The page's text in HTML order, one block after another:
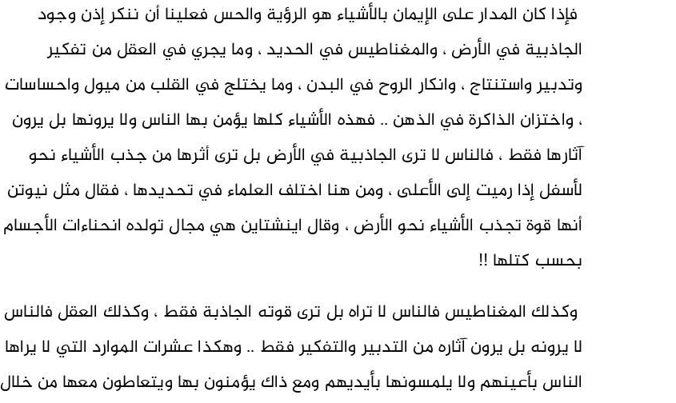
فإذا كان المدار على الإيمان بالأشياء هو الرؤية والحس فعلينا أن ننكر إذن وجود
الجاذبية في الأرض ، والمغناطيس في الحديد ، وما يجري في العقل من تفكير
وتدبير واستنتاج ، وانكار الروح في البدن ، وما يختلج في القلب من ميول واحساسات
، واختزان الذاكرة في الذهن .. فهذه الأشياء كلها يؤمن بها الناس ولا يرونها بل يرون
آثارها فقط ، فالناس لا ترى الجاذبية في الأرض بل ترى أثرها من جذب الأشياء نحو
لأسفل إذا رميت إلى الأعلى ، ومن هنا اختلف العلماء في تحديدها ، فقال مثل نيوتن
أنها قوة تجذب الأشياء نحو الأرض ، وقال اينشتاين هي مجال تولده انحناءات الأجسام
بحسب كتلها !!
وكذلك المغناطيس فالناس لا تراه بل ترى قوته الجاذبة فقط ، وكذلك العقل فالناس
لا يرونه بل يرون آثاره من التدبير والتفكير فقط .. وهكذا عشرات الموارد التي لا يراها
الناس بأعينهم ولا يلمسونها بأيديهم ومع ذاك يؤمنون بها ويتعاطون معها من خلال